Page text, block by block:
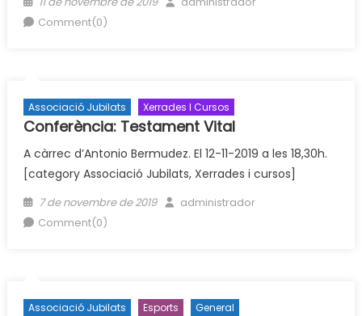
on
Comment(0)
Associació Jubilats Xerrades I Cursos
Conferència: Testament Vital
A càrrec d’Antonio Bermudez. El 12-11-2019 a les 18,30h.
[category Associació Jubilats, Xerrades i cursos]
Posted
on
7 de novembre de 2019 Author
administrador
Comment(0)
Associació Jubilats Esports General